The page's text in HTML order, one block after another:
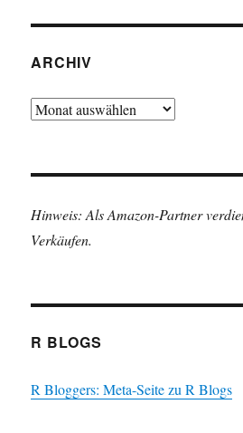
ARCHIV
Archiv
Hinweis: Als Amazon-Partner
Verkäufen.
R BLOGS
R Bloggers: Meta-Seite zu R Blogs